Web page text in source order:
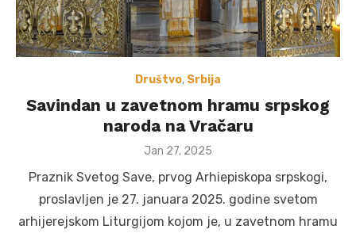
Društvo, Srbija
Savindan u zavetnom hramu srpskog
naroda na Vračaru
Posted
Jan 27, 2025
Praznik Svetog Save, prvog Arhiepiskopa srpskogi,
proslavljen je 27. januara 2025. godine svetom
arhijerejskom Liturgijom kojom je, u zavetnom hramu